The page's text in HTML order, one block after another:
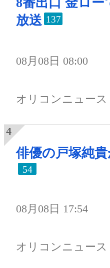
8番出口 金ロー
放送 137
08月08日 08:00
オリコンニュース
俳優の戸塚純
54
08月08日 17:54
オリコンニュース